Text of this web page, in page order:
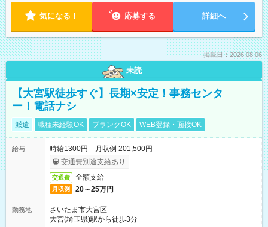
気になる！ 応募する 詳細へ
掲載日：2026.08.06
未読
【大宮駅徒歩すぐ】長期×安定！事務センタ
ー！電話ナシ
派遣 職種未経験OK ブランクOK WEB登録・面接OK
給与
時給1300円 月収例 201,500円
交通費別途支給あり
交通費 全額支給
月収例 20～25万円
勤務地
さいたま市大宮区
大宮(埼玉県)駅から徒歩3分